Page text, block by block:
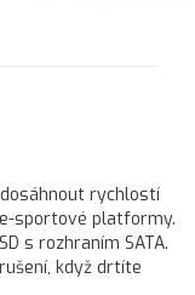
rychlostí
sportové platformy.
s rozhraním SATA.
když drtíte